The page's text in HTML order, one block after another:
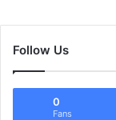
Follow Us
0
Fans